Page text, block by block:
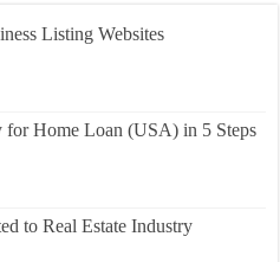
Listing Websites
Home Loan (USA) in 5 Steps
to Real Estate Industry